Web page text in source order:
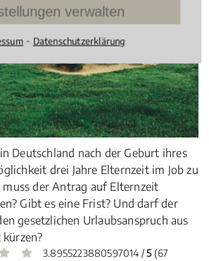
Deutschland nach der Geburt ihres
drei Jahre Elternzeit im Job zu
muss der Antrag auf Elternzeit
Gibt es eine Frist? Und darf der
gesetzlichen Urlaubsanspruch aus
3.8955223880597014 /5(67
verwalten
⁃ Datenschutzerklärung